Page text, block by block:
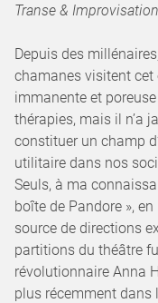
Transe &
Depuis des
chamanes visitent cet
immanente et
thérapies, mais il n’a
constituer un champ
utilitaire dans nos
Seuls, à ma
boîte de Pandore »,
source de directions
partitions du théâtre
révolutionnaire Anna
plus récemment dans